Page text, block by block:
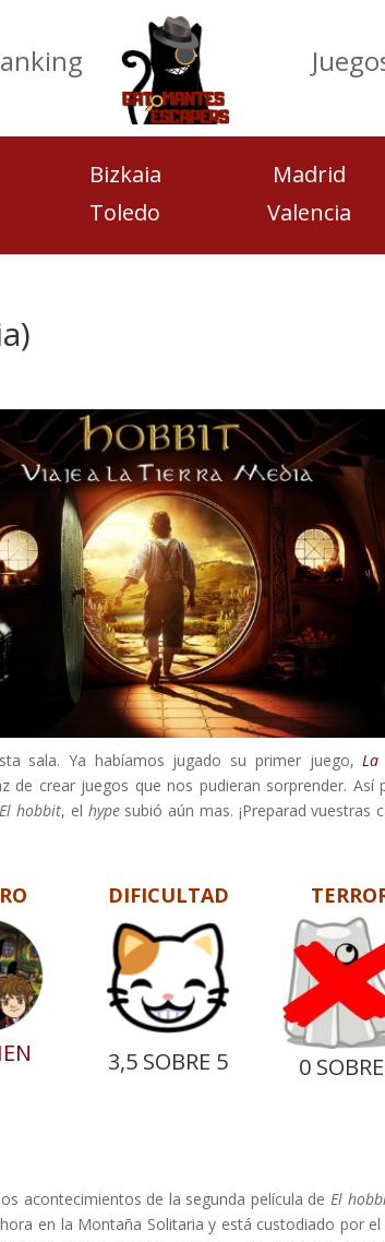
Bizkaia
Toledo
Madrid
Valencia
sala. Ya habíamos jugado su primer juego, La
crear juegos que nos pudieran sorprender. Así
El hobbit, el hype subió aún mas. ¡Preparad vuestras
DIFICULTAD
3,5 SOBRE 5 0
acontecimientos de la segunda película de El
en la Montaña Solitaria y está custodiado por el